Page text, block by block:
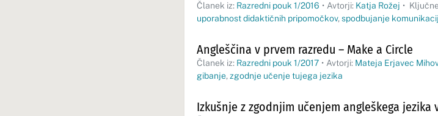
Članek iz: Razredni pouk 1/2016 • Avtorji: Katja Rožej •
uporabnost didaktičnih pripomočkov, spodbujanje
Angleščina v prvem razredu – Make a Circle
Članek iz: Razredni pouk 1/2017 • Avtorji: Mateja Erjavec
gibanje, zgodnje učenje tujega jezika
Izkušnje z zgodnjim učenjem angleškega jezika